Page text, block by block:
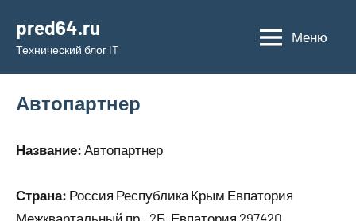
содержимому
pred64.ru
Технический блог IT
Меню
Автопартнер
Название: Автопартнер
Страна: Россия Республика Крым Евпатория
Межквартальный пр., 2Б, Евпатория 297420